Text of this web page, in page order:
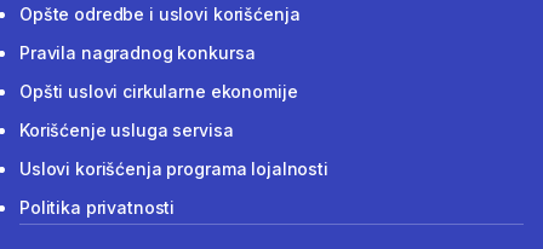
Opšte odredbe i uslovi korišćenja
Pravila nagradnog konkursa
Opšti uslovi cirkularne ekonomije
Korišćenje usluga servisa
Uslovi korišćenja programa lojalnosti
Politika privatnosti